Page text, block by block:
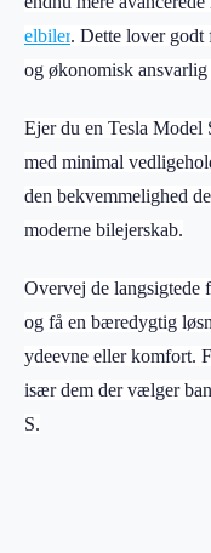
elbiler. Dette lover godt
og økonomisk
Ejer du en Tesla Model
med minimal
den bekvemmelighed
moderne bilejerskab.
Overvej de langsigtede
og få en bæredygtig
ydeevne eller komfort.
især dem der vælger
S.